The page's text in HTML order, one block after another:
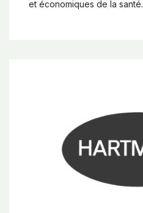
et économiques de la santé.